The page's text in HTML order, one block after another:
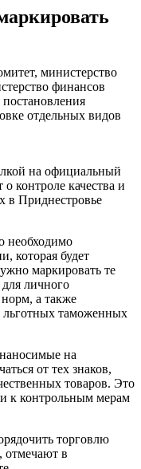
министерство
финансов
отдельных видов
на официальный
контроле качества и
в Приднестровье
необходимо
которая будет
маркировать те
личного
а также
таможенных
на
от тех знаков,
товаров. Это
к контрольным мерам
торговлю
отмечают в